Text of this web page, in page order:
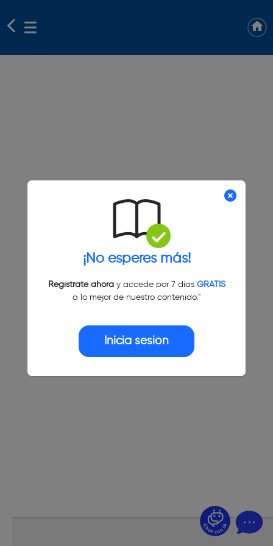
¡No esperes más!
Regístrate ahoray accede por 7 días GRATIS
a lo mejor de nuestro contenido."
Inicia sesión